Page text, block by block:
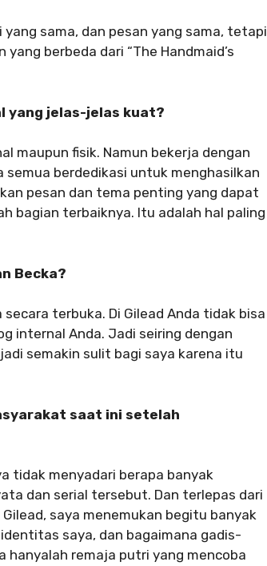
sama, dan pesan yang sama, tetapi
berbeda dari “The Handmaid’s
yang jelas-jelas kuat?
maupun fisik. Namun bekerja dengan
semua berdedikasi untuk menghasilkan
pesan dan tema penting yang dapat
bagian terbaiknya. Itu adalah hal paling
Becka?
terbuka. Di Gilead Anda tidak bisa
internal Anda. Jadi seiring dengan
semakin sulit bagi saya karena itu
saat ini setelah
tidak menyadari berapa banyak
dan serial tersebut. Dan terlepas dari
saya menemukan begitu banyak
saya, dan bagaimana gadis-
hanyalah remaja putri yang mencoba